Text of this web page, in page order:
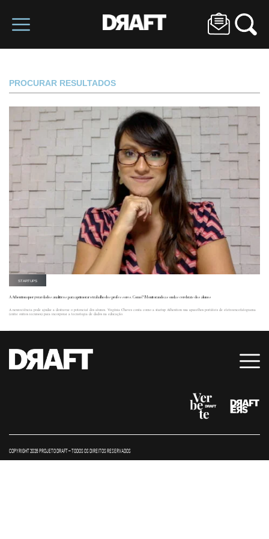
PROCURAR RESULTADOS
STARTUPS
A Athention quer gerar dados analíticos para aprimorar o trabalho dos professores. Como? Monitorando as ondas cerebrais dos alunos
A neurociência pode ajudar a destravar o potencial dos alunos. Virgínia Chaves conta como a startup Athention usa aparelhos portáteis de eletroencefalograma
(entre outros recursos) para incorporar a tecnologia de dados na educação.
COPYRIGHT 2026 PROJETO DRAFT – TODOS OS DIREITOS RESERVADOS